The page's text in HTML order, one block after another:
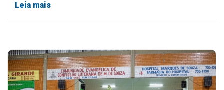
Leia mais